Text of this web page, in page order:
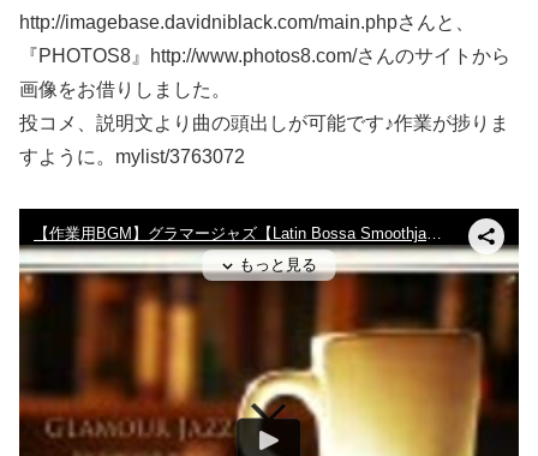
http://imagebase.davidniblack.com/main.phpさんと、
『PHOTOS8』http://www.photos8.com/さんのサイトから
画像をお借りしました。
投コメ、説明文より曲の頭出しが可能です♪作業が捗りま
すように。mylist/3763072